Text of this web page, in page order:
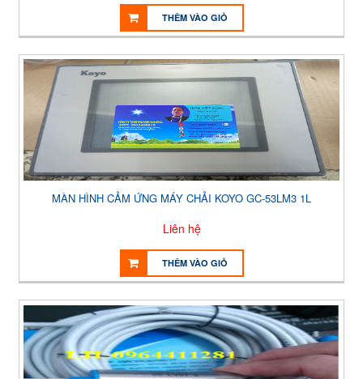
THÊM VÀO GIỎ
MÀN HÌNH CẢM ỨNG MÁY CHẢI KOYO GC-53LM3 1L
Liên hệ
THÊM VÀO GIỎ